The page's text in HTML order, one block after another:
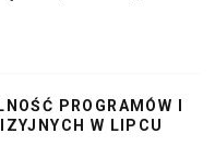
PROGRAMÓW I
W LIPCU